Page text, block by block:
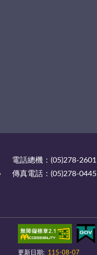
電話總機：(05)278-2601
傳真電話：(05)278-0445
更新日期: 115-08-07